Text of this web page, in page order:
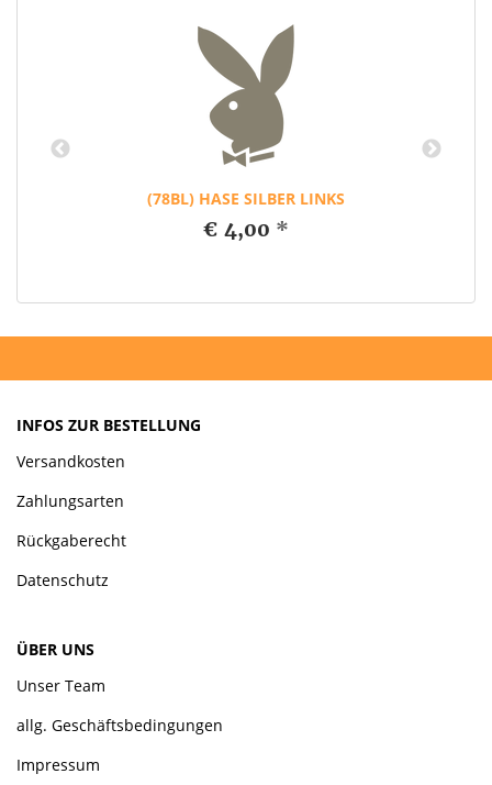
(78BL) HASE SILBER LINKS
€ 4,00 *
INFOS ZUR BESTELLUNG
Versandkosten
Zahlungsarten
Rückgaberecht
Datenschutz
ÜBER UNS
Unser Team
allg. Geschäftsbedingungen
Impressum